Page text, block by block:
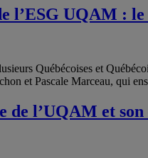
UQAM :
Québécoises et
et Pascale Marceau, qui
l’UQAM et